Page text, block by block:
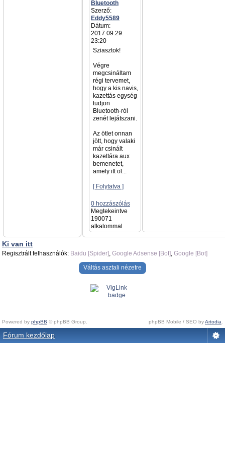
Bluetooth
Szerző:
Eddy5589
Dátum:
2017.09.29.
23:20
Sziasztok!
Végre
megcsináltam
régi tervemet,
hogy a kis navis,
kazettás egység
tudjon
Bluetooth-ról
zenét lejátszani.
Az ötlet onnan
jött, hogy valaki
már csinált
kazettára aux
bemenetet,
amely itt ol...
[ Folytatva ]
0 hozzászólás
Megtekeintve
190071
alkalommal
Ki van itt
Regisztrált felhasználók: Baidu [Spider], Google Adsense [Bot], Google [Bot]
Váltás asztali nézetre
Powered by phpBB © phpBB Group. phpBB Mobile / SEO byArtodia.
Fórum kezdőlap